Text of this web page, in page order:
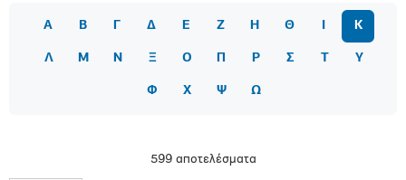
Α Β Γ Δ Ε Ζ Η Θ Ι Κ
Λ Μ Ν Ξ Ο Π Ρ Σ Τ Υ
Φ Χ Ψ Ω
599 αποτελέσματα